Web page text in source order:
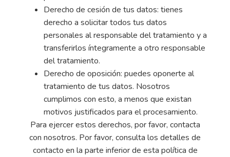
Derecho de cesión de tus datos: tienes
derecho a solicitar todos tus datos
personales al responsable del tratamiento y a
transferirlos íntegramente a otro responsable
del tratamiento.
Derecho de oposición: puedes oponerte al
tratamiento de tus datos. Nosotros
cumplimos con esto, a menos que existan
motivos justificados para el procesamiento.
Para ejercer estos derechos, por favor, contacta
con nosotros. Por favor, consulta los detalles de
contacto en la parte inferior de esta política de